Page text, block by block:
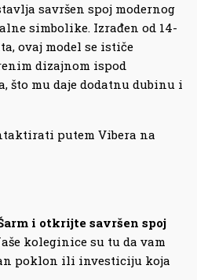
savršen spoj modernog
simbolike. Izrađen od 14-
ovaj model se ističe
dizajnom ispod
što mu daje dodatnu dubinu i
putem Vibera na
i otkrijte savršen spoj
koleginice su tu da vam
poklon ili investiciju koja